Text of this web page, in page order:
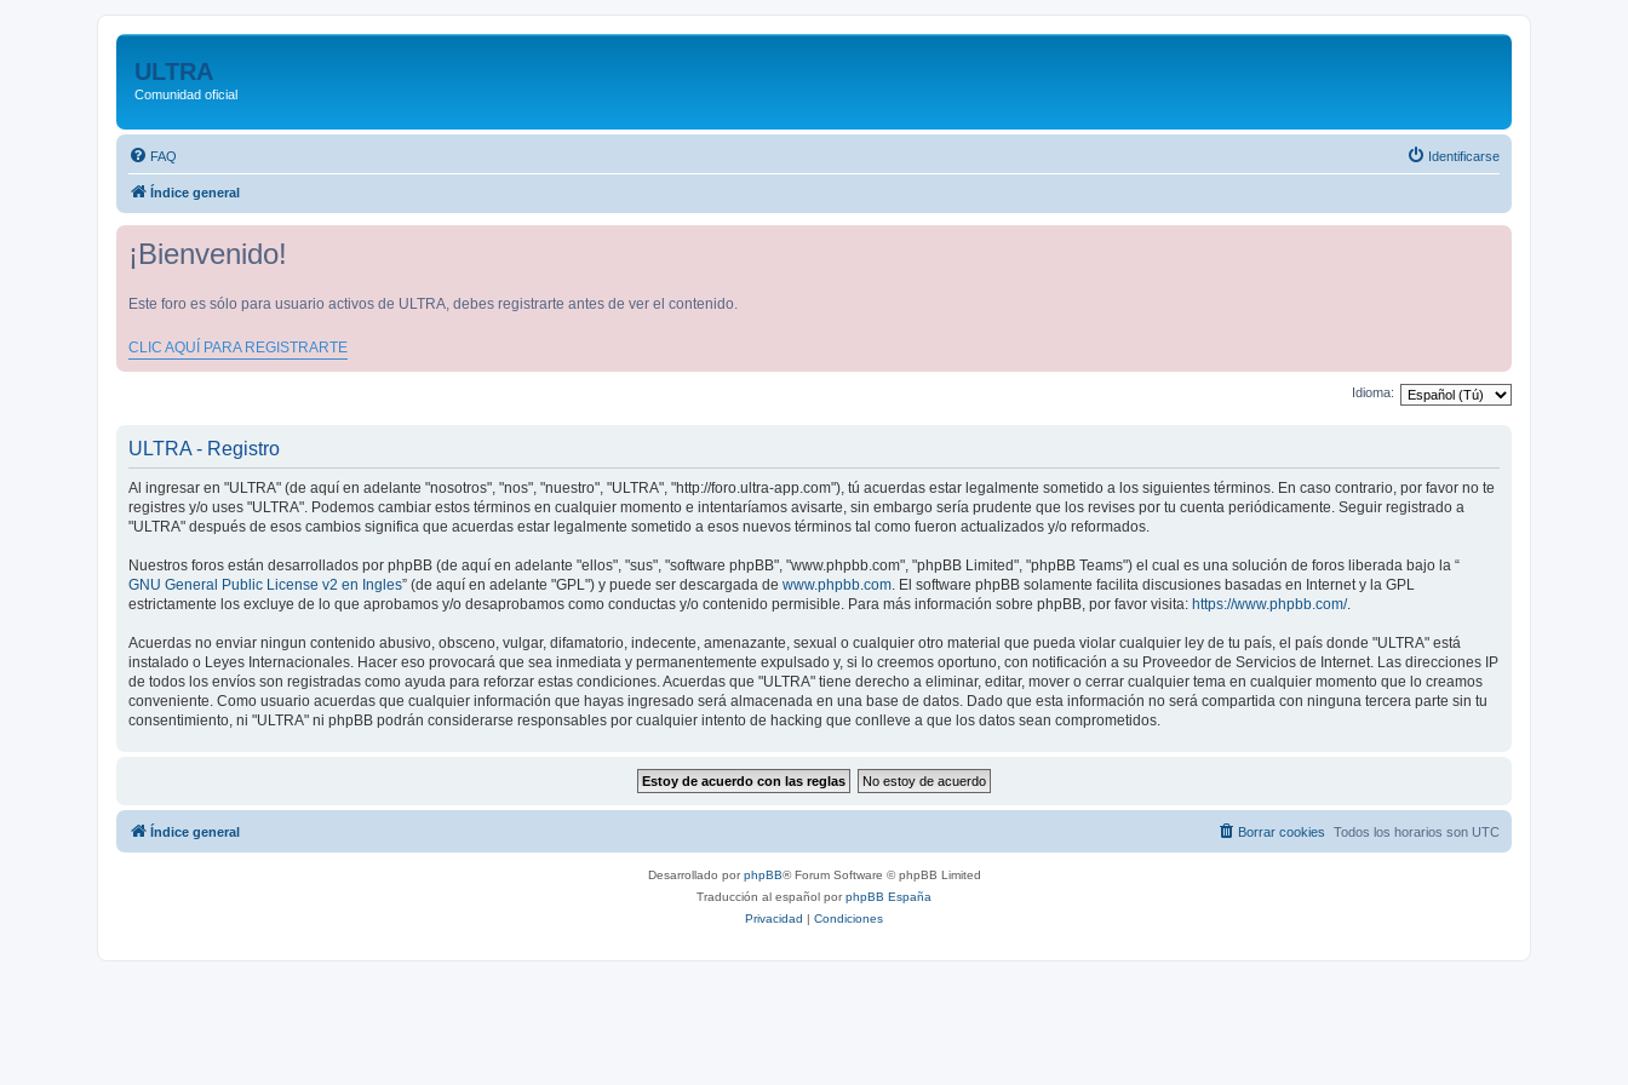
ULTRA
Comunidad oficial
FAQ Identificarse
Índice general
¡Bienvenido!
Este foro es sólo para usuario activos de ULTRA, debes registrarte antes de ver el contenido.
CLIC AQUÍ PARA REGISTRARTE
Idioma:
ULTRA - Registro
Al ingresar en "ULTRA" (de aquí en adelante "nosotros", "nos", "nuestro", "ULTRA", "http://foro.ultra-app.com"), tú acuerdas estar legalmente sometido a los siguientes términos. En caso contrario, por favor no te
registres y/o uses "ULTRA". Podemos cambiar estos términos en cualquier momento e intentaríamos avisarte, sin embargo sería prudente que los revises por tu cuenta periódicamente. Seguir registrado a
"ULTRA" después de esos cambios significa que acuerdas estar legalmente sometido a esos nuevos términos tal como fueron actualizados y/o reformados.
Nuestros foros están desarrollados por phpBB (de aquí en adelante "ellos", "sus", "software phpBB", "www.phpbb.com", "phpBB Limited", "phpBB Teams") el cual es una solución de foros liberada bajo la “
GNU General Public License v2 en Ingles” (de aquí en adelante "GPL") y puede ser descargada de www.phpbb.com. El software phpBB solamente facilita discusiones basadas en Internet y la GPL
estrictamente los excluye de lo que aprobamos y/o desaprobamos como conductas y/o contenido permisible. Para más información sobre phpBB, por favor visita: https://www.phpbb.com/.
Acuerdas no enviar ningun contenido abusivo, obsceno, vulgar, difamatorio, indecente, amenazante, sexual o cualquier otro material que pueda violar cualquier ley de tu país, el país donde "ULTRA" está
instalado o Leyes Internacionales. Hacer eso provocará que sea inmediata y permanentemente expulsado y, si lo creemos oportuno, con notificación a su Proveedor de Servicios de Internet. Las direcciones IP
de todos los envíos son registradas como ayuda para reforzar estas condiciones. Acuerdas que "ULTRA" tiene derecho a eliminar, editar, mover o cerrar cualquier tema en cualquier momento que lo creamos
conveniente. Como usuario acuerdas que cualquier información que hayas ingresado será almacenada en una base de datos. Dado que esta información no será compartida con ninguna tercera parte sin tu
consentimiento, ni "ULTRA" ni phpBB podrán considerarse responsables por cualquier intento de hacking que conlleve a que los datos sean comprometidos.
Índice general Todos los horarios son UTC
Borrar cookies
Desarrollado porphpBB® Forum Software © phpBB Limited
Traducción al español porphpBB España
Privacidad | Condiciones